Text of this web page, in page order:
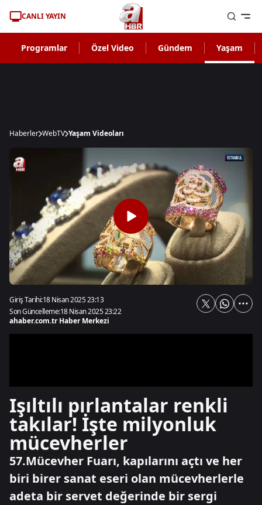
CANLI YAYIN
Programlar Özel Video Gündem Yaşam
Haberler WebTV Yaşam Videoları
Giriş Tarihi:18 Nisan 2025 23:13
Son Güncelleme:18 Nisan 2025 23:22
ahaber.com.tr Haber Merkezi
Işıltılı pırlantalar renkli
takılar! İşte milyonluk
mücevherler
57.Mücevher Fuarı, kapılarını açtı ve her
biri birer sanat eseri olan mücevherlerle
adeta bir servet değerinde bir sergi